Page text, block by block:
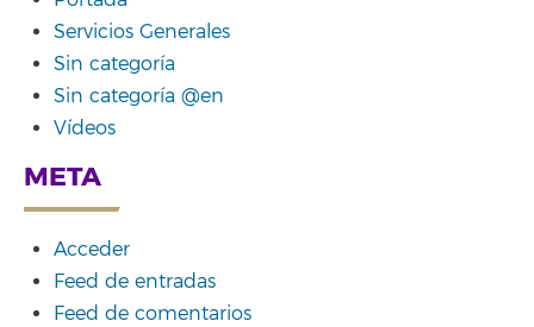
Servicios Generales
Sin categoría
Sin categoría @en
Vídeos
META
Acceder
Feed de entradas
Feed de comentarios